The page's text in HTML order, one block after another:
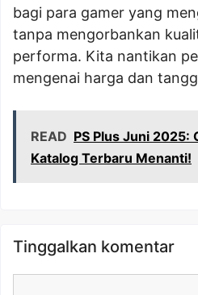
bagi para gamer yang
tanpa mengorbankan
performa. Kita nantikan
mengenai harga dan
READ PS Plus Juni 2025:
Katalog Terbaru Menanti!
Tinggalkan komentar